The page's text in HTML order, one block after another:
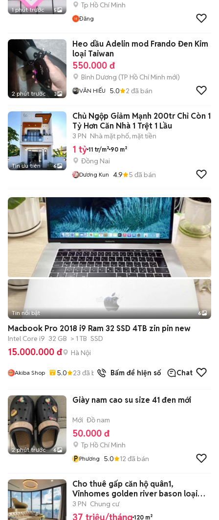
1 phút trước 5
Tp Hồ Chí Minh
Đăng
2 phút trước 3
Heo dầu Adelin mod Frando Đen Kim
loại Taiwan
550.000 đ
Bình Dương (TP Hồ Chí Minh mới)
VĂN HIẾU 5.0 2 đã bán
Tin ưu tiên 6
Chủ Ngộp Giảm Mạnh 200tr Chỉ Còn 1
Tỷ Hơn Căn Nhà 1 Trệt 1 Lầu
3 PN Nhà mặt phố, mặt tiền
1 tỷ 11 tr/m² 90 m²
Đồng Nai
Dương Kun 4.9 5 đã bán
+2
Tin nổi bật 6
Macbook Pro 2018 i9 Ram 32 SSD 4TB zin pin new
Intel Core i9 32 GB > 1 TB SSD
15.000.000 đ Hà Nội
Akiba Shop 5.0 23 đã bán Bấm để hiện số Chat
2 phút trước 6
Giày nam cao su size 41 đen mới
Mới Đồ nam
50.000 đ
Tp Hồ Chí Minh
P Phương 5.0 12 đã bán
Cho thuê gấp căn hộ quân1,
Vinhomes golden river bason loại
3PN
3 PN Chung cư
37 triệu/tháng 120 m²